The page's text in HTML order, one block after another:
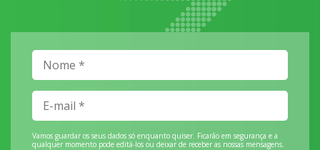
Vamos guardar os seus dados só enquanto quiser. Ficarão em segurança e a
qualquer momento pode editá-los ou deixar de receber as nossas mensagens.